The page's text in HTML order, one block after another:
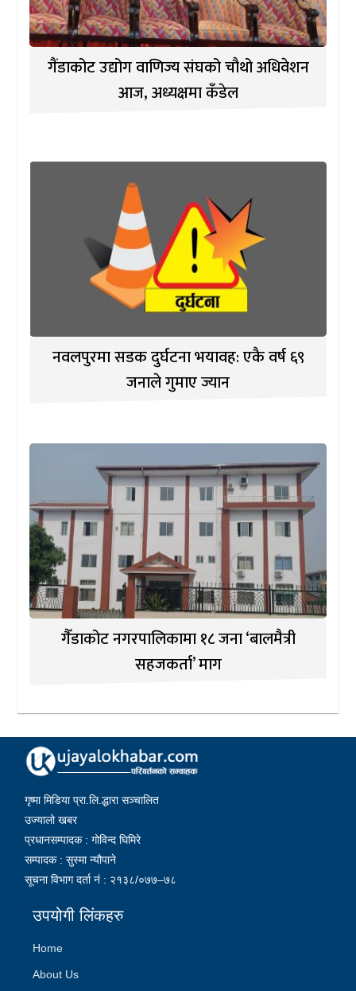
गैंडाकोट उद्योग वाणिज्य संघको चौथो अधिवेशन
आज, अध्यक्षमा कँडेल
नवलपुरमा सडक दुर्घटना भयावह: एकै वर्ष ६९
जनाले गुमाए ज्यान
गैँडाकोट नगरपालिकामा १८ जना ‘बालमैत्री
सहजकर्ता’ माग
गृष्मा मिडिया प्रा.लि.द्धारा सञ्चालित
उज्यालो खबर
प्रधानसम्पादक : गोविन्द घिमिरे
सम्पादक : सुस्मा न्यौपाने
सूचना विभाग दर्ता नं : २१३८/०७७–७८
उपयोगी लिंकहरु
Home
About Us